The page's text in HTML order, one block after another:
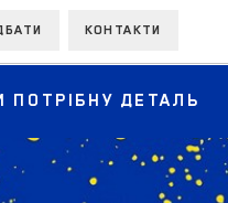
КОНТАКТИ
ПОТРІБНУ ДЕТАЛЬ